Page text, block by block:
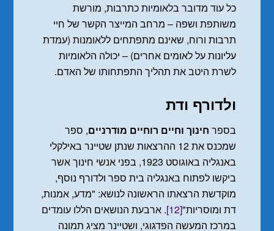
כל עוד מדובר בלאומיות כתרבות, מורשת
משותפת ושפה – מרחב המייצר הקשר של חיי
תרבות ורוח, שאינם מתפתחים ללאומנות (עמדת
עליונות על לאומים אחרים) – יכולה הלאומיות
לשרת היטב את תהליך התפתחותו של האדם.
ולדורף ודת
בספר חינוך וחיים רוחיים מודרניים, ספר
שמכנס את 12 ההרצאות שנתן שטיינר באילקלי
באנגליה באוגוסט 1923, בפני אנשי חינוך אשר
ביקשו לפתוח באנגליה בית ספר ולדורף נוסף,
מוקדשת הרצאתו הראשונה לנושא: "מדע, אמנות,
דת ומוסריות"[12]
. ארבעת הנושאים הללו עומדים
במרכז המעשה הפדגוגי, ושטיינר מציג תמונה